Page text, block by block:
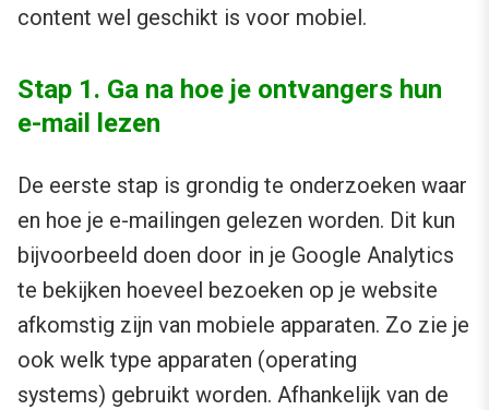
content wel geschikt is voor mobiel.
Stap 1. Ga na hoe je ontvangers hun
e-mail lezen
De eerste stap is grondig te onderzoeken waar
en hoe je e-mailingen gelezen worden. Dit kun
bijvoorbeeld doen door in je Google Analytics
te bekijken hoeveel bezoeken op je website
afkomstig zijn van mobiele apparaten. Zo zie je
ook welk type apparaten (operating
systems) gebruikt worden. Afhankelijk van de